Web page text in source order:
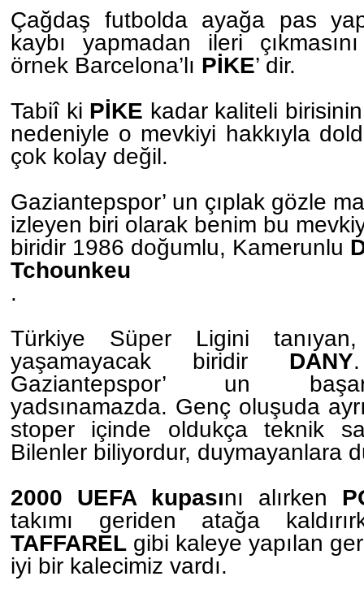
Çağdaş futbolda ayağa pas
kaybı yapmadan ileri
örnek Barcelona’lı PİKE’ dir.
Tabiî ki PİKE kadar kaliteli
nedeniyle o mevkiyi hakkıyla
çok kolay değil.
Gaziantepspor’ un çıplak gözle
izleyen biri olarak benim bu
biridir 1986 doğumlu, Kamerunlu
Tchounkeu
.
Türkiye Süper Ligini
yaşamayacak biridir DANY
Gaziantepspor’ un
yadsınamazda. Genç oluşuda
stoper içinde oldukça teknik
Bilenler biliyordur, duymayanlara
2000 UEFA kupasını alırken
takımı geriden atağa
TAFFAREL gibi kaleye yapılan
iyi bir kalecimiz vardı.